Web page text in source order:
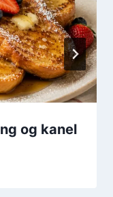
og kanel